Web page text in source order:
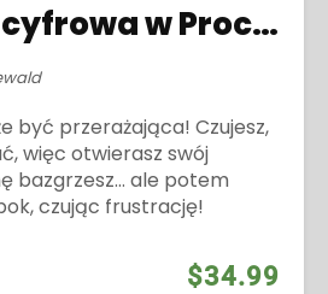
Ilustracja cyfrowa w Procreate
być przerażająca! Czujesz,
więc otwierasz swój
bazgrzesz… ale potem
czując frustrację!
$34.99